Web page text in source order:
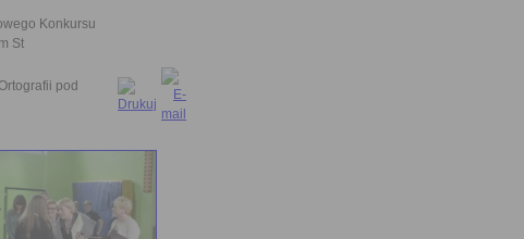
Konkursu
St
pod